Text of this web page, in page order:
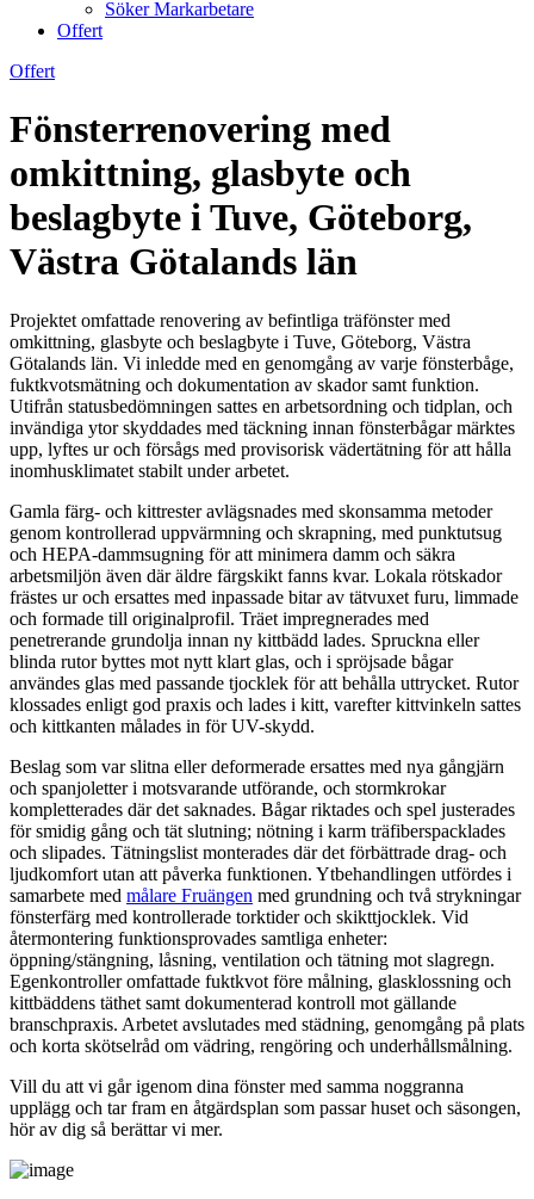
Söker Markarbetare
Offert
Offert
Fönsterrenovering med
omkittning, glasbyte och
beslagbyte i Tuve, Göteborg,
Västra Götalands län
Projektet omfattade renovering av befintliga träfönster med
omkittning, glasbyte och beslagbyte i Tuve, Göteborg, Västra
Götalands län. Vi inledde med en genomgång av varje fönsterbåge,
fuktkvotsmätning och dokumentation av skador samt funktion.
Utifrån statusbedömningen sattes en arbetsordning och tidplan, och
invändiga ytor skyddades med täckning innan fönsterbågar märktes
upp, lyftes ur och försågs med provisorisk vädertätning för att hålla
inomhusklimatet stabilt under arbetet.
Gamla färg- och kittrester avlägsnades med skonsamma metoder
genom kontrollerad uppvärmning och skrapning, med punktutsug
och HEPA-dammsugning för att minimera damm och säkra
arbetsmiljön även där äldre färgskikt fanns kvar. Lokala rötskador
frästes ur och ersattes med inpassade bitar av tätvuxet furu, limmade
och formade till originalprofil. Träet impregnerades med
penetrerande grundolja innan ny kittbädd lades. Spruckna eller
blinda rutor byttes mot nytt klart glas, och i spröjsade bågar
användes glas med passande tjocklek för att behålla uttrycket. Rutor
klossades enligt god praxis och lades i kitt, varefter kittvinkeln sattes
och kittkanten målades in för UV-skydd.
Beslag som var slitna eller deformerade ersattes med nya gångjärn
och spanjoletter i motsvarande utförande, och stormkrokar
kompletterades där det saknades. Bågar riktades och spel justerades
för smidig gång och tät slutning; nötning i karm träfiberspacklades
och slipades. Tätningslist monterades där det förbättrade drag- och
ljudkomfort utan att påverka funktionen. Ytbehandlingen utfördes i
samarbete med målare Fruängen med grundning och två strykningar
fönsterfärg med kontrollerade torktider och skikttjocklek. Vid
återmontering funktionsprovades samtliga enheter:
öppning/stängning, låsning, ventilation och tätning mot slagregn.
Egenkontroller omfattade fuktkvot före målning, glasklossning och
kittbäddens täthet samt dokumenterad kontroll mot gällande
branschpraxis. Arbetet avslutades med städning, genomgång på plats
och korta skötselråd om vädring, rengöring och underhållsmålning.
Vill du att vi går igenom dina fönster med samma noggranna
upplägg och tar fram en åtgärdsplan som passar huset och säsongen,
hör av dig så berättar vi mer.